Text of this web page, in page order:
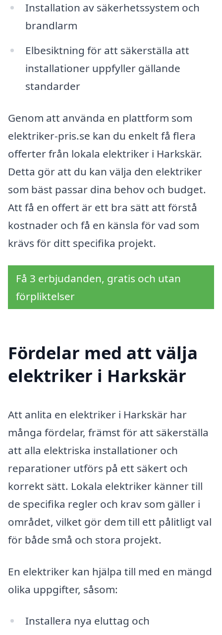
Installation av säkerhetssystem och
brandlarm
Elbesiktning för att säkerställa att
installationer uppfyller gällande
standarder
Genom att använda en plattform som
elektriker-pris.se kan du enkelt få flera
offerter från lokala elektriker i Harkskär.
Detta gör att du kan välja den elektriker
som bäst passar dina behov och budget.
Att få en offert är ett bra sätt att förstå
kostnader och få en känsla för vad som
krävs för ditt specifika projekt.
Få 3 erbjudanden, gratis och utan
förpliktelser
Fördelar med att välja
elektriker i Harkskär
Att anlita en elektriker i Harkskär har
många fördelar, främst för att säkerställa
att alla elektriska installationer och
reparationer utförs på ett säkert och
korrekt sätt. Lokala elektriker känner till
de specifika regler och krav som gäller i
området, vilket gör dem till ett pålitligt val
för både små och stora projekt.
En elektriker kan hjälpa till med en mängd
olika uppgifter, såsom:
Installera nya eluttag och